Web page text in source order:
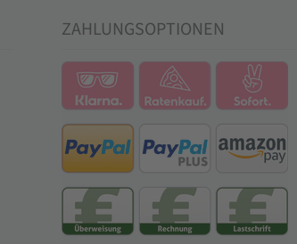
ZAHLUNGSOPTIONEN